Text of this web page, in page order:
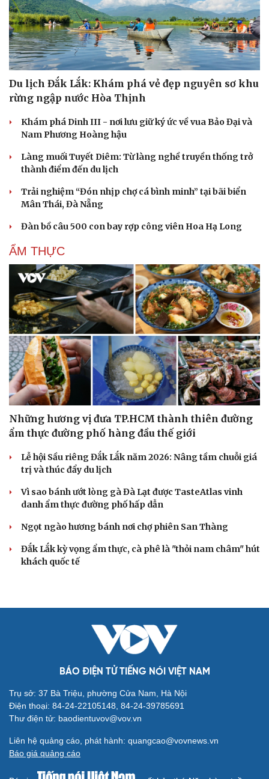
Cải chính
Du lịch Đắk Lắk: Khám phá vẻ đẹp nguyên sơ khu
rừng ngập nước Hòa Thịnh
Khám phá Dinh III - nơi lưu giữ ký ức về vua Bảo Đại và
Nam Phương Hoàng hậu
Làng muối Tuyết Diêm: Từ làng nghề truyền thống trở
thành điểm đến du lịch
Trải nghiệm “Đón nhịp chợ cá bình minh” tại bãi biển
Mân Thái, Đà Nẵng
Đàn bồ câu 500 con bay rợp công viên Hoa Hạ Long
ẨM THỰC
Những hương vị đưa TP.HCM thành thiên đường
ẩm thực đường phố hàng đầu thế giới
Lễ hội Sầu riêng Đắk Lắk năm 2026: Nâng tầm chuỗi giá
trị và thúc đẩy du lịch
Vì sao bánh ướt lòng gà Đà Lạt được TasteAtlas vinh
danh ẩm thực đường phố hấp dẫn
Ngọt ngào hương bánh nơi chợ phiên San Thàng
Đắk Lắk kỳ vọng ẩm thực, cà phê là "thỏi nam châm" hút
khách quốc tế
BÁO ĐIỆN TỬ TIẾNG NÓI VIỆT NAM
Trụ sở: 37 Bà Triệu, phường Cửa Nam, Hà Nội
Điện thoại: 84-24-22105148, 84-24-39785691
Thư điện tử: baodientuvov@vov.vn
Liên hệ quảng cáo, phát hành: quangcao@vovnews.vn
Báo giá quảng cáo